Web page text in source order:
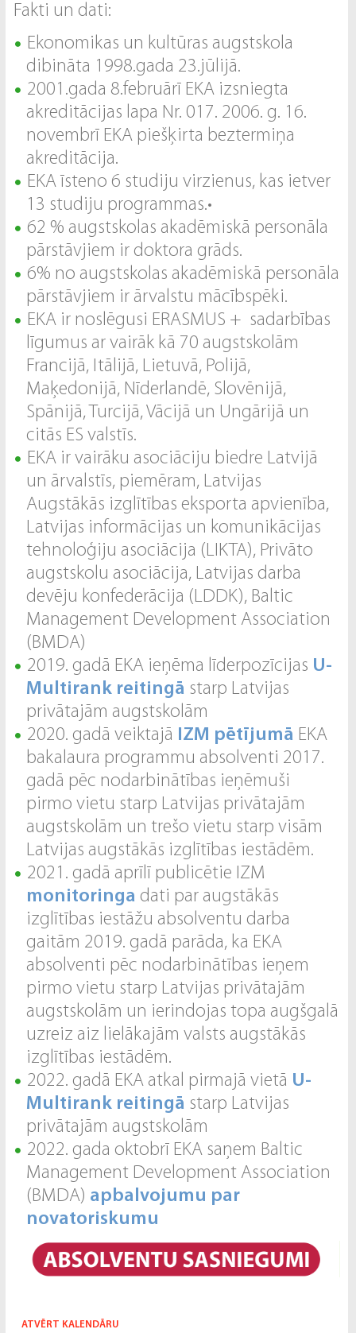
Fakti un dati:
Ekonomikas un kultūras augstskola
dibināta 1998.gada 23.jūlijā.
2001.gada 8.februārī EKA izsniegta
akreditācijas lapa Nr. 017. 2006. g. 16.
novembrī EKA piešķirta beztermiņa
akreditācija.
EKA īsteno 6 studiju virzienus, kas ietver
13 studiju programmas.•
62 % augstskolas akadēmiskā personāla
pārstāvjiem ir doktora grāds.
6% no augstskolas akadēmiskā personāla
pārstāvjiem ir ārvalstu mācībspēki.
EKA ir noslēgusi ERASMUS + sadarbības
līgumus ar vairāk kā 70 augstskolām
Francijā, Itālijā, Lietuvā, Polijā,
Maķedonijā, Nīderlandē, Slovēnijā,
Spānijā, Turcijā, Vācijā un Ungārijā un
citās ES valstīs.
EKA ir vairāku asociāciju biedre Latvijā
un ārvalstīs, piemēram, Latvijas
Augstākās izglītības eksporta apvienība,
Latvijas informācijas un komunikācijas
tehnoloģiju asociācija (LIKTA), Privāto
augstskolu asociācija, Latvijas darba
devēju konfederācija (LDDK), Baltic
Management Development Association
(BMDA)
2019. gadā EKA ieņēma līderpozīcijas U-
Multirank reitingā starp Latvijas
privātajām augstskolām
2020. gadā veiktajā IZM pētījumā EKA
bakalaura programmu absolventi 2017.
gadā pēc nodarbinātības ieņēmuši
pirmo vietu starp Latvijas privātajām
augstskolām un trešo vietu starp visām
Latvijas augstākās izglītības iestādēm.
2021. gadā aprīlī publicētie IZM
monitoringa dati par augstākās
izglītības iestāžu absolventu darba
gaitām 2019. gadā parāda, ka EKA
absolventi pēc nodarbinātības ieņem
pirmo vietu starp Latvijas privātajām
augstskolām un ierindojas topa augšgalā
uzreiz aiz lielākajām valsts augstākās
izglītības iestādēm.
2022. gadā EKA atkal pirmajā vietā U-
Multirank reitingā starp Latvijas
privātajām augstskolām
2022. gada oktobrī EKA saņem Baltic
Management Development Association
(BMDA) apbalvojumu par
novatoriskumu
ATVĒRT KALENDĀRU